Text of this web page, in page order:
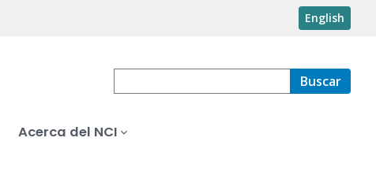
English
Buscar
Acerca del NCI